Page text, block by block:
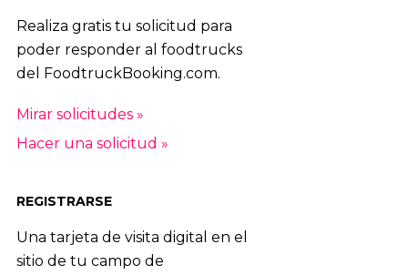
Realiza gratis tu solicitud para
poder responder al foodtrucks
del FoodtruckBooking.com.
Mirar solicitudes »
Hacer una solicitud »
REGISTRARSE
Una tarjeta de visita digital en el
sitio de tu campo de